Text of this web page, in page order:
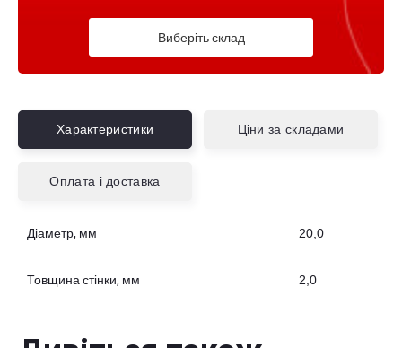
Виберіть склад
Характеристики Ціни за складами
Оплата і доставка
Діаметр, мм 20,0
Товщина стінки, мм 2,0